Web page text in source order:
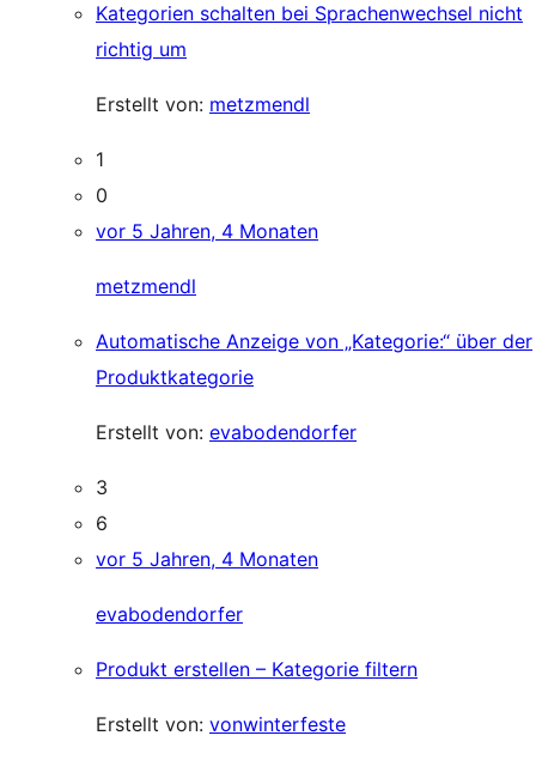
Kategorien schalten bei Sprachenwechsel nicht
richtig um
Erstellt von: metzmendl
1
0
vor 5 Jahren, 4 Monaten
metzmendl
Automatische Anzeige von „Kategorie:“ über der
Produktkategorie
Erstellt von: evabodendorfer
3
6
vor 5 Jahren, 4 Monaten
evabodendorfer
Produkt erstellen – Kategorie filtern
Erstellt von: vonwinterfeste